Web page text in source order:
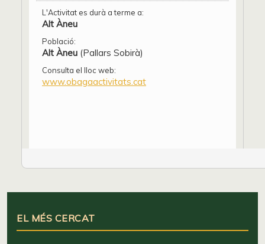
L'Activitat es durà a terme a:
Alt Àneu
Població:
Alt Àneu (Pallars Sobirà)
Consulta el lloc web:
www.obagaactivitats.cat
EL MÉS CERCAT